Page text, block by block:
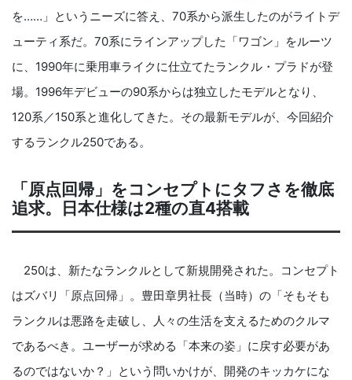
を……」というニーズに答え、70系から派生したのがライトデ
ューティ系だ。70系にラインアップした「ワゴン」をルーツ
に、1990年に乗用車ライクに仕立てたランクル・プラドが登
場。1996年デビューの90系からは独立したモデルとなり、
120系／150系と進化してきた。その最新モデルが、今回紹介
するランクル250である。
「原点回帰」をコンセプトにタフさを徹底
追求。日本仕様は2種の直4搭載
250は、新たなランクルとして新規開発された。コンセプト
はズバリ「原点回帰」。豊田章男社長（当時）の「そもそも
ランクルは悪路を走破し、人々の生活を支えるためのクルマ
であるべき。ユーザーが求める「本来の姿」に戻す必要があ
るのではないか？」という問いかけが、開発のキッカケにな